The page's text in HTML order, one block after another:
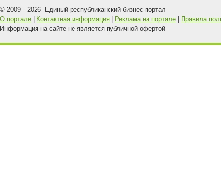
© 2009—2026 Единый республиканский бизнес-портал
О портале
Контактная информация Реклама на портале
Правила
Информация на сайте не является публичной офертой